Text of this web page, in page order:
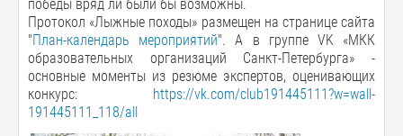
победы вряд ли были бы возможны.
Протокол «Лыжные походы» размещен на странице сайта
"План-календарь мероприятий". А в группе VK «МКК
образовательных организаций Санкт-Петербурга» -
основные моменты из резюме экспертов, оценивающих
конкурс: https://vk.com/club191445111?w=wall-
191445111_118/all